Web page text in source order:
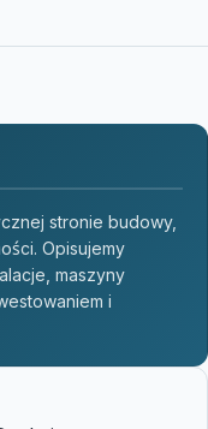
stronie budowy,
Opisujemy
maszyny
i